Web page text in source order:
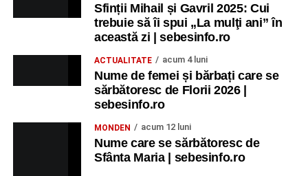
Sfinții Mihail și Gavril 2025: Cui
trebuie să îi spui „La mulţi ani” în
această zi | sebesinfo.ro
ACTUALITATE acum 4 luni
Nume de femei și bărbați care se
sărbătoresc de Florii 2026 |
sebesinfo.ro
MONDEN acum 12 luni
Nume care se sărbătoresc de
Sfânta Maria | sebesinfo.ro